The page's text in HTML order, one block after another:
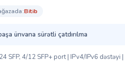
bi̇ti̇b
ünvana sürətli çatdırılma
SFP, 4/12 SFP+ port | IPv4/IPv6 dəstəyi